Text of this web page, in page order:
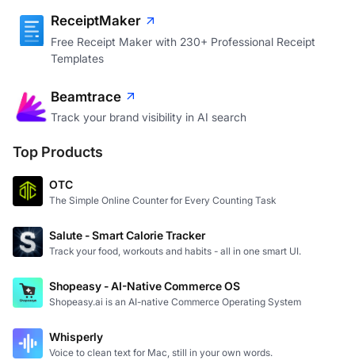
ReceiptMaker
Free Receipt Maker with 230+ Professional Receipt
Templates
Beamtrace
Track your brand visibility in AI search
Top Products
OTC
The Simple Online Counter for Every Counting Task
Salute - Smart Calorie Tracker
Track your food, workouts and habits - all in one smart UI.
Shopeasy - AI-Native Commerce OS
Shopeasy.ai is an AI-native Commerce Operating System
Whisperly
Voice to clean text for Mac, still in your own words.